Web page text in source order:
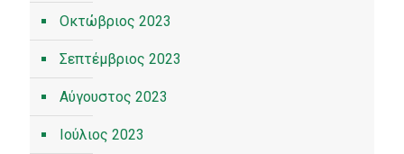
Οκτώβριος 2023
Σεπτέμβριος 2023
Αύγουστος 2023
Ιούλιος 2023